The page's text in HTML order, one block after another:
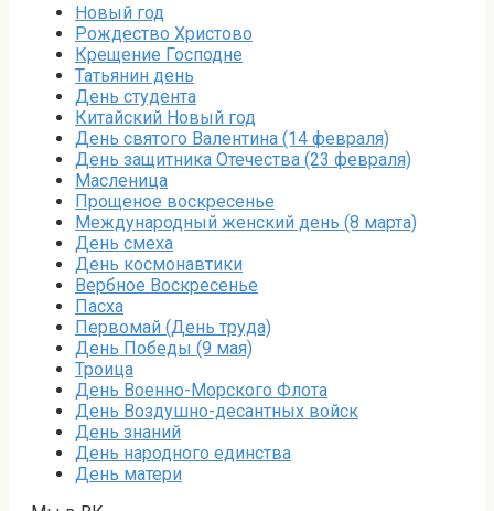
Новый год
Рождество Христово
Крещение Господне
Татьянин день
День студента
Китайский Новый год
День святого Валентина (14 февраля)
День защитника Отечества (23 февраля)
Масленица
Прощеное воскресенье
Международный женский день (8 марта)
День смеха
День космонавтики
Вербное Воскресенье
Пасха
Первомай (День труда)
День Победы (9 мая)
Троица
День Военно-Морского Флота
День Воздушно-десантных войск
День знаний
День народного единства
День матери